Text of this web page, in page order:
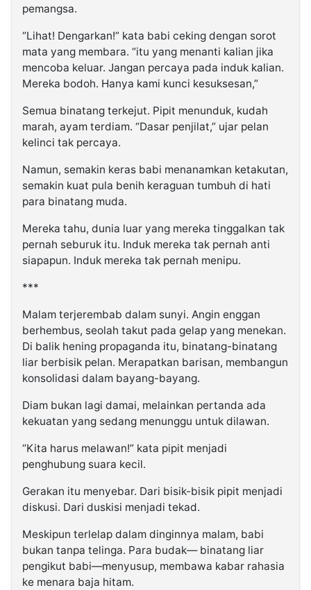
pemangsa.
“Lihat! Dengarkan!” kata babi ceking dengan sorot
mata yang membara. “itu yang menanti kalian jika
mencoba keluar. Jangan percaya pada induk kalian.
Mereka bodoh. Hanya kami kunci kesuksesan,”
Semua binatang terkejut. Pipit menunduk, kudah
marah, ayam terdiam. “Dasar penjilat,” ujar pelan
kelinci tak percaya.
Namun, semakin keras babi menanamkan ketakutan,
semakin kuat pula benih keraguan tumbuh di hati
para binatang muda.
Mereka tahu, dunia luar yang mereka tinggalkan tak
pernah seburuk itu. Induk mereka tak pernah anti
siapapun. Induk mereka tak pernah menipu.
***
Malam terjerembab dalam sunyi. Angin enggan
berhembus, seolah takut pada gelap yang menekan.
Di balik hening propaganda itu, binatang-binatang
liar berbisik pelan. Merapatkan barisan, membangun
konsolidasi dalam bayang-bayang.
Diam bukan lagi damai, melainkan pertanda ada
kekuatan yang sedang menunggu untuk dilawan.
“Kita harus melawan!” kata pipit menjadi
penghubung suara kecil.
Gerakan itu menyebar. Dari bisik-bisik pipit menjadi
diskusi. Dari duskisi menjadi tekad.
Meskipun terlelap dalam dinginnya malam, babi
bukan tanpa telinga. Para budak— binatang liar
pengikut babi—menyusup, membawa kabar rahasia
ke menara baja hitam.